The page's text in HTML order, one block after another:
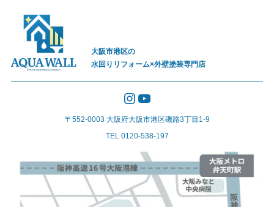
大阪市港区の
水回りリフォーム×外壁塗装専門店
Instagram
YouTube
〒552-0003 大阪府大阪市港区磯路3丁目1-9
TEL 0120-538-197